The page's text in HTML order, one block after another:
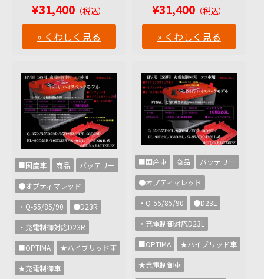
¥31,400 （税込）
» くわしく見る
¥31,400 （税込）
» くわしく見る
■国産車 商品 バッテリー
●オプティマレッド
・Q-55/85/90 ●D23R
・充電制御対応D23R
■OPTIMA ★ハイブリッド車
★充電制御車
■国産車 商品 バッテリー
●オプティマレッド
・Q-55/85/90 ●D23L
・充電制御対応D23L
■OPTIMA ★ハイブリッド車
★充電制御車